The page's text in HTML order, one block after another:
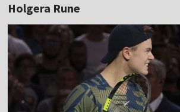
Holgera Rune